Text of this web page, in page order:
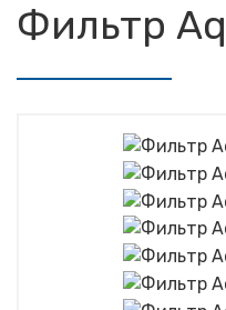
Фильтр